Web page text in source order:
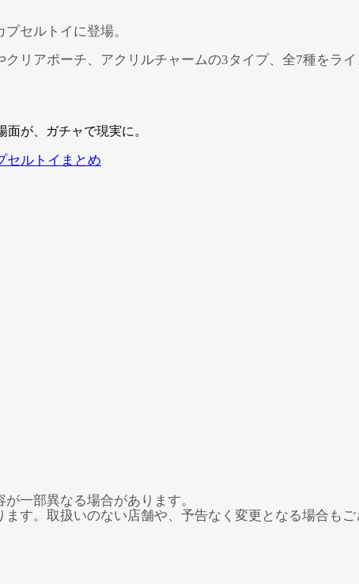
セルトイに登場。
リアポーチ、アクリルチャームの3タイプ、全7種をラ
セルトイまとめ
一部異なる場合があります。
す。取扱いのない店舗や、予告なく変更となる場合も